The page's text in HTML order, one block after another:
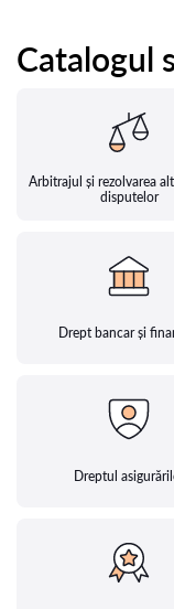
Catalogul
Arbitrajul și rezolvarea
disputelor
Drept bancar și
Dreptul